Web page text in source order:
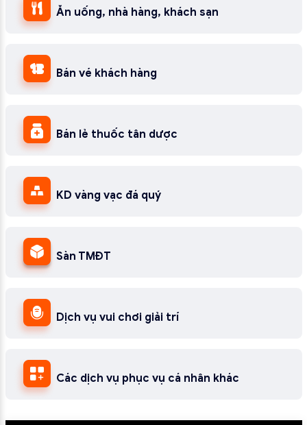
Ăn uống, nhà hàng, khách sạn
Bán vé khách hàng
Bán lẻ thuốc tân dược
KD vàng vạc đá quý
Sàn TMĐT
Dịch vụ vui chơi giải trí
Các dịch vụ phục vụ cá nhân khác